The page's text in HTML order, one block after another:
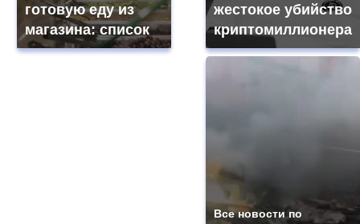
готовую еду из
магазина: список
жестокое убийство
криптомиллионера
Все новости по